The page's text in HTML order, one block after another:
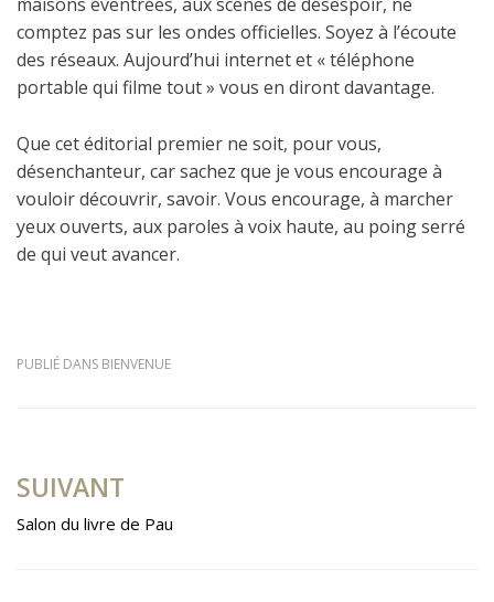
comptez pas sur les ondes officielles. Soyez à l’écoute
des réseaux. Aujourd’hui internet et « téléphone
portable qui filme tout » vous en diront davantage.
Que cet éditorial premier ne soit, pour vous,
désenchanteur, car sachez que je vous encourage à
vouloir découvrir, savoir. Vous encourage, à marcher
yeux ouverts, aux paroles à voix haute, au poing serré
de qui veut avancer.
PUBLIÉ DANS BIENVENUE
de
l’article
SUIVANT
Salon du livre de Pau